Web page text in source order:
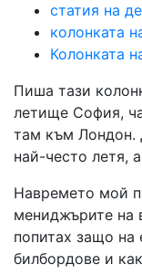
статия на
колонката
Колонката
Пиша тази
летище София,
там към Лондон.
най-често летя,
Навремето мой
мениджърите на
попитах защо на
билбордове и